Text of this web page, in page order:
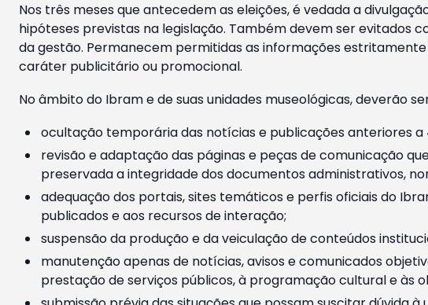
Nos três meses que antecedem as eleições, é vedada a
hipóteses previstas na legislação. Também devem ser evitados
da gestão. Permanecem permitidas as informações
caráter publicitário ou promocional.
No âmbito do Ibram e de suas unidades museológicas, deverão
ocultação temporária das notícias e publicações anteriores
revisão e adaptação das páginas e peças de comunicação
preservada a integridade dos documentos administrativos,
adequação dos portais, sites temáticos e perfis oficiais do
publicados e aos recursos de interação;
suspensão da produção e da veiculação de conteúdos
manutenção apenas de notícias, avisos e comunicados
prestação de serviços públicos, à programação cultural e às